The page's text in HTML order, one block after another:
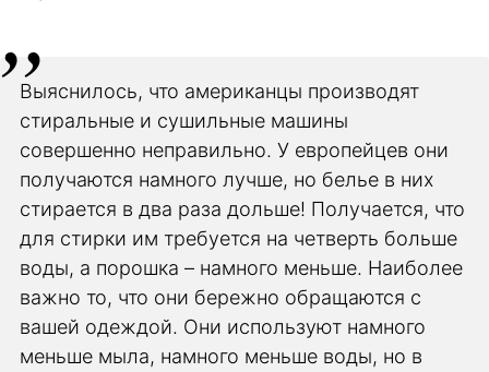
Выяснилось, что американцы производят
стиральные и сушильные машины
совершенно неправильно. У европейцев они
получаются намного лучше, но белье в них
стирается в два раза дольше! Получается, что
для стирки им требуется на четверть больше
воды, а порошка – намного меньше. Наиболее
важно то, что они бережно обращаются с
вашей одеждой. Они используют намного
меньше мыла, намного меньше воды, но в